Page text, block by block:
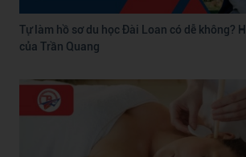
Tự làm hồ sơ du học Đài Loan có dễ không?
của Trần Quang